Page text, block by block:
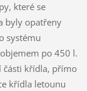
které se
byly opatřeny
systému
po 450 l.
části křídla, přímo
křídla letounu